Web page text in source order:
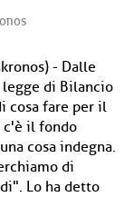
- Dalle
di Bilancio
cosa fare per il
c'è il fondo
cosa indegna.
di
Lo ha detto